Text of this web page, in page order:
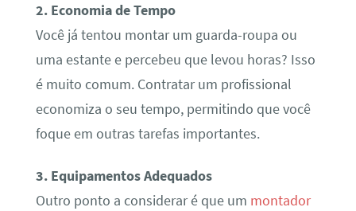
2. Economia de Tempo
Você já tentou montar um guarda-roupa ou
uma estante e percebeu que levou horas? Isso
é muito comum. Contratar um profissional
economiza o seu tempo, permitindo que você
foque em outras tarefas importantes.
3. Equipamentos Adequados
Outro ponto a considerar é que um montador